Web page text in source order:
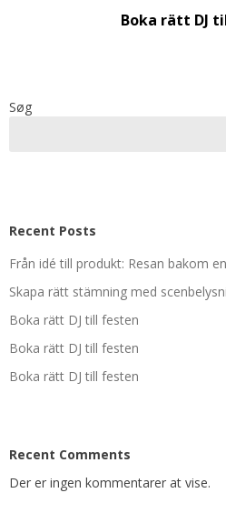
Boka rätt DJ
Søg
Recent Posts
Från idé till produkt: Resan bakom
Skapa rätt stämning med
Boka rätt DJ till festen
Boka rätt DJ till festen
Boka rätt DJ till festen
Recent Comments
Der er ingen kommentarer at vise.